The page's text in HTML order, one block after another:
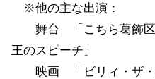
※他の主な出演：
舞台 「こちら葛飾区
王のスピーチ」
映画 「ビリィ・ザ・